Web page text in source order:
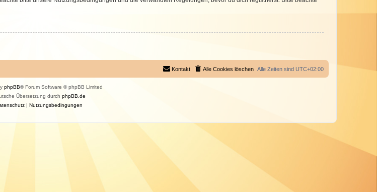
Alle Zeiten sind UTC+02:00
Alle Cookies löschen
Kontakt
phpBB® Forum Software © phpBB Limited
Übersetzung durch phpBB.de
| Nutzungsbedingungen